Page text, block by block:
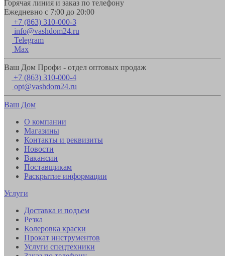
Горячая линия и заказ по телефону
Ежедневно с 7:00 до 20:00
+7 (863) 310-000-3
info@vashdom24.ru
Telegram
Max
Ваш Дом Профи - отдел оптовых продаж
+7 (863) 310-000-4
opt@vashdom24.ru
Ваш Дом
О компании
Магазины
Контакты и реквизиты
Новости
Вакансии
Поставщикам
Раскрытие информации
Услуги
Доставка и подъем
Резка
Колеровка краски
Прокат инструментов
Услуги спецтехники